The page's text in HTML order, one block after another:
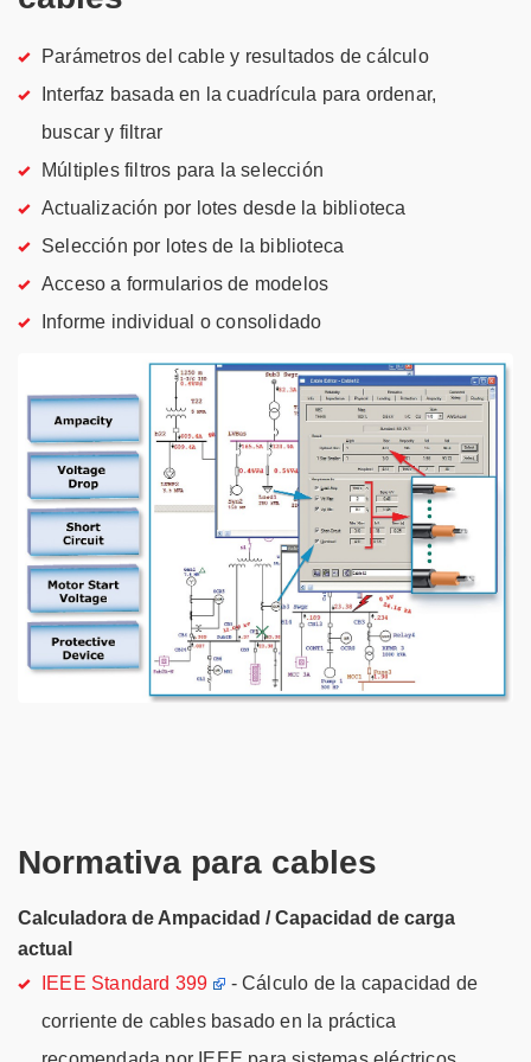
Parámetros del cable y resultados de cálculo
Interfaz basada en la cuadrícula para ordenar,
buscar y filtrar
Múltiples filtros para la selección
Actualización por lotes desde la biblioteca
Selección por lotes de la biblioteca
Acceso a formularios de modelos
Informe individual o consolidado
Normativa para cables
Calculadora de Ampacidad / Capacidad de carga
actual
IEEE Standard 399
- Cálculo de la capacidad de
corriente de cables basado en la práctica